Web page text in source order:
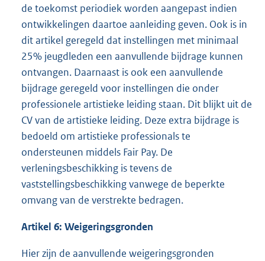
de toekomst periodiek worden aangepast indien
ontwikkelingen daartoe aanleiding geven. Ook is in
dit artikel geregeld dat instellingen met minimaal
25% jeugdleden een aanvullende bijdrage kunnen
ontvangen. Daarnaast is ook een aanvullende
bijdrage geregeld voor instellingen die onder
professionele artistieke leiding staan. Dit blijkt uit de
CV van de artistieke leiding. Deze extra bijdrage is
bedoeld om artistieke professionals te
ondersteunen middels Fair Pay. De
verleningsbeschikking is tevens de
vaststellingsbeschikking vanwege de beperkte
omvang van de verstrekte bedragen.
Artikel 6: Weigeringsgronden
Hier zijn de aanvullende weigeringsgronden